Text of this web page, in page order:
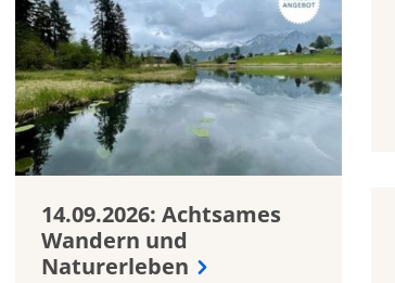
14.09.2026: Achtsames
Wandern und
Naturerleben